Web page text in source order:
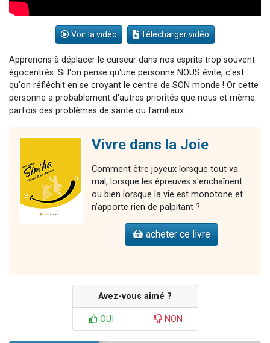
Voir la vidéo Télécharger vidéo
Apprenons à déplacer le curseur dans nos esprits trop souvent
égocentrés. Si l'on pense qu'une personne NOUS évite, c'est
qu'on réfléchit en se croyant le centre de SON monde ! Or cette
personne a probablement d'autres priorités que nous et même
parfois des problèmes de santé ou familiaux...
Vivre dans la Joie
Comment être joyeux lorsque tout va
mal, lorsque les épreuves s'enchaînent
ou bien lorsque la vie est monotone et
n’apporte rien de palpitant ?
acheter ce livre
Avez-vous aimé ?
OUI NON